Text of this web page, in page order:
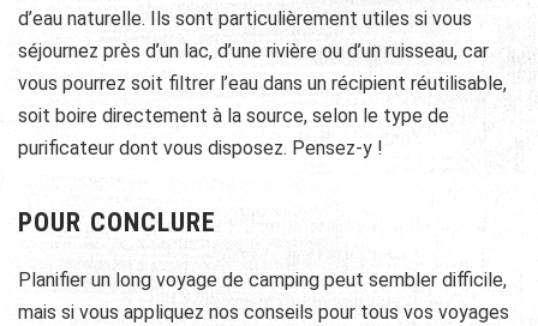
d’eau naturelle. Ils sont particulièrement utiles si vous
séjournez près d’un lac, d’une rivière ou d’un ruisseau, car
vous pourrez soit filtrer l’eau dans un récipient réutilisable,
soit boire directement à la source, selon le type de
purificateur dont vous disposez. Pensez-y !
POUR CONCLURE
Planifier un long voyage de camping peut sembler difficile,
mais si vous appliquez nos conseils pour tous vos voyages